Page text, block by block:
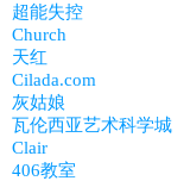
超能失控
Church
天红
Cilada.com
灰姑娘
瓦伦西亚艺术科学城
Clair
406教室